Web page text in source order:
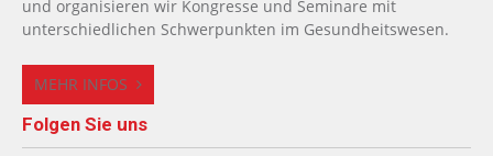
und organisieren wir Kongresse und Seminare mit
unterschiedlichen Schwerpunkten im Gesundheitswesen.
MEHR INFOS
Folgen Sie uns